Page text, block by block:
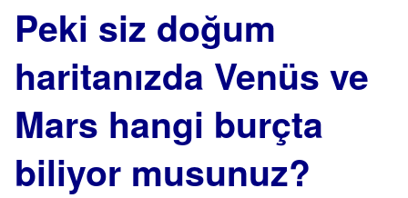
Peki siz doğum
haritanızda Venüs ve
Mars hangi burçta
biliyor musunuz?